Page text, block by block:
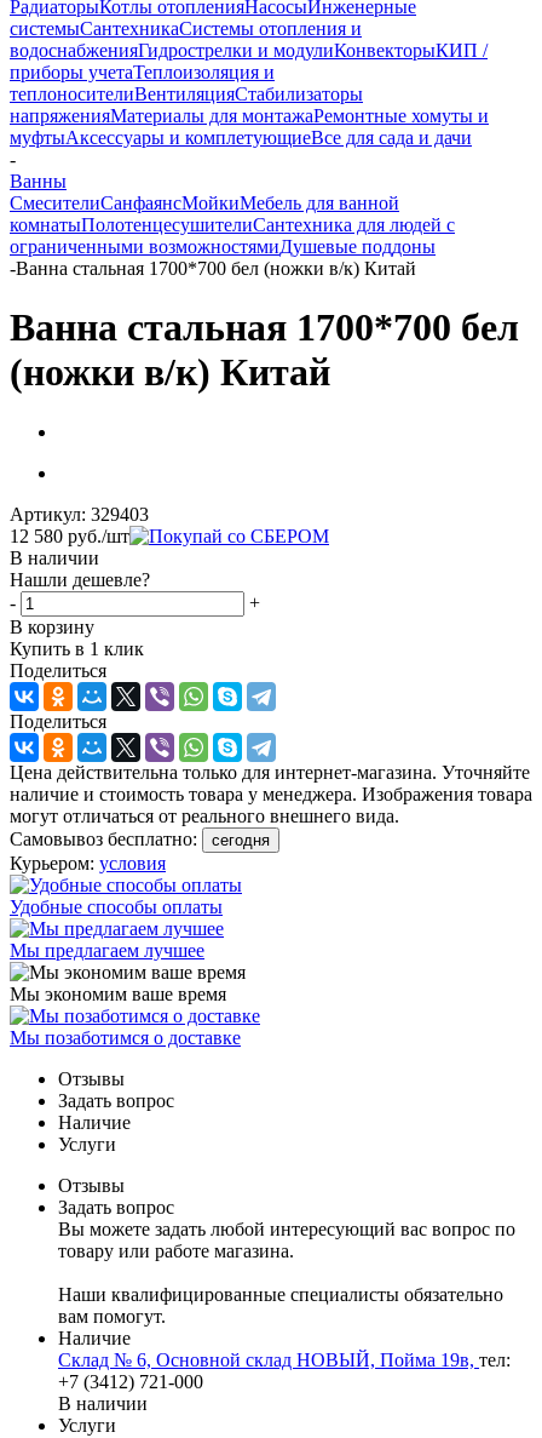
РадиаторыКотлы отопленияНасосыИнженерные
системыСантехникаСистемы отопления и
водоснабженияГидрострелки и модулиКонвекторыКИП /
приборы учетаТеплоизоляция и
теплоносителиВентиляцияСтабилизаторы
напряженияМатериалы для монтажаРемонтные хомуты и
муфтыАксессуары и комплетующиеВсе для сада и дачи
-
Ванны
СмесителиСанфаянсМойкиМебель для ванной
комнатыПолотенцесушителиСантехника для людей с
ограниченными возможностямиДушевые поддоны
-Ванна стальная 1700*700 бел (ножки в/к) Китай
Ванна стальная 1700*700 бел
(ножки в/к) Китай
Артикул: 329403
12 580 руб./шт
В наличии
Нашли дешевле?
-
+
В корзину
Купить в 1 клик
Поделиться
Поделиться
Цена действительна только для интернет-магазина. Уточняйте
наличие и стоимость товара у менеджера. Изображения товара
могут отличаться от реального внешнего вида.
Самовывоз бесплатно:
сегодня
Курьером: условия
Удобные способы оплаты
Мы предлагаем лучшее
Мы экономим ваше время
Мы позаботимся о доставке
Отзывы
Задать вопрос
Наличие
Услуги
Отзывы
Задать вопрос
Вы можете задать любой интересующий вас вопрос по
товару или работе магазина.
Наши квалифицированные специалисты обязательно
вам помогут.
Наличие
Склад № 6, Основной склад НОВЫЙ, Пойма 19в, тел:
+7 (3412) 721-000
В наличии
Услуги